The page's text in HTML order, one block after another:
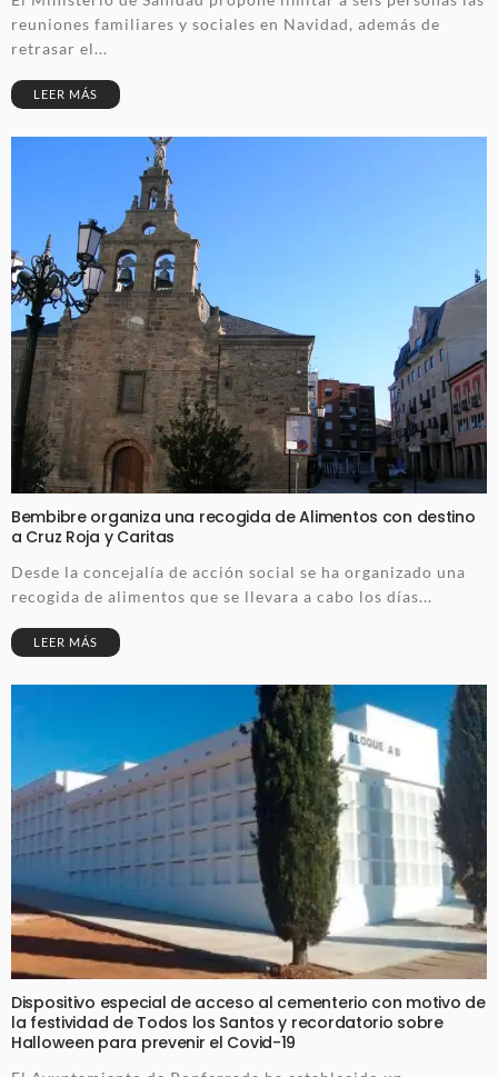
reuniones familiares y sociales en Navidad, además de
retrasar el...
LEER MÁS
Bembibre organiza una recogida de Alimentos con destino
a Cruz Roja y Caritas
Desde la concejalía de acción social se ha organizado una
recogida de alimentos que se llevara a cabo los días...
LEER MÁS
Dispositivo especial de acceso al cementerio con motivo de
la festividad de Todos los Santos y recordatorio sobre
Halloween para prevenir el Covid-19